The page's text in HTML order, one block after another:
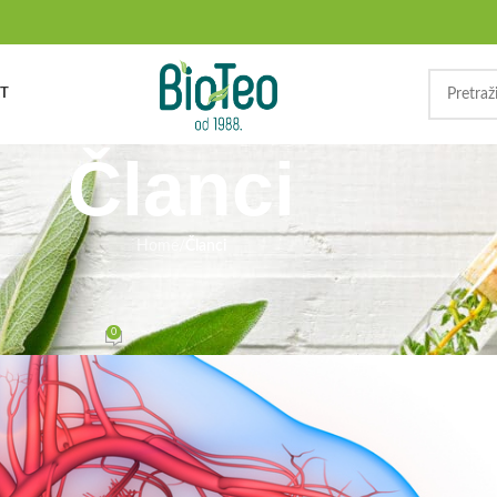
Članci
venama i arterijama
05.03.2020.
0